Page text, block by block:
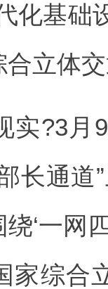
化基
立体
实?3月
长通道
‘一网
家综合